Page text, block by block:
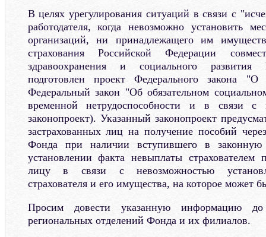
В целях урегулирования ситуаций в связи с
работодателя, когда невозможно установить
организаций, ни принадлежащего им
страхования Российской Федерации
здравоохранения и социального развития
подготовлен проект Федерального закона
Федеральный закон "Об обязательном
временной нетрудоспособности и в связи с
законопроект). Указанный законопроект
застрахованных лиц на получение пособий
Фонда при наличии вступившего в
установлении факта невыплаты страхователем
лицу в связи с невозможностью
страхователя и его имущества, на которое может
Просим довести указанную информацию до
региональных отделений Фонда и их филиалов.